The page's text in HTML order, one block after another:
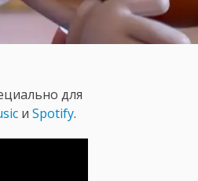
для
и Spotify.